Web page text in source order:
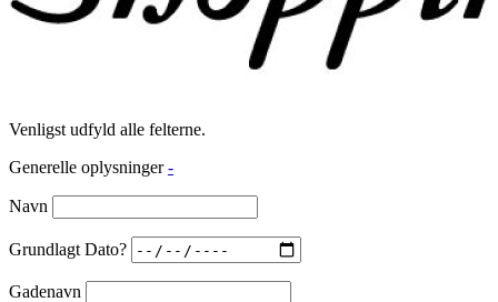
Venligst udfyld alle felterne.
Generelle oplysninger -
Navn
Grundlagt Dato?
Gadenavn